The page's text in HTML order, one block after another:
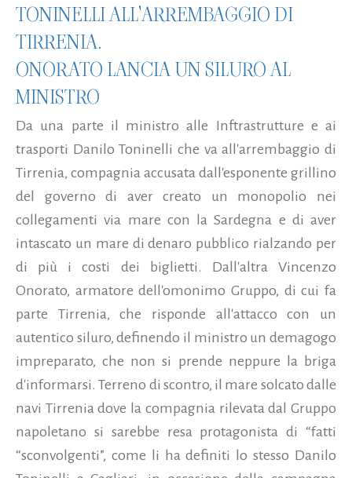
TONINELLI ALL'ARREMBAGGIO DI
TIRRENIA.
ONORATO LANCIA UN SILURO AL
MINISTRO
Da una parte il ministro alle Inftrastrutture e ai
trasporti Danilo Toninelli che va all'arrembaggio di
Tirrenia, compagnia accusata dall'esponente grillino
del governo di aver creato un monopolio nei
collegamenti via mare con la Sardegna e di aver
intascato un mare di denaro pubblico rialzando per
di più i costi dei biglietti. Dall'altra Vincenzo
Onorato, armatore dell'omonimo Gruppo, di cui fa
parte Tirrenia, che risponde all'attacco con un
autentico siluro, definendo il ministro un demagogo
impreparato, che non si prende neppure la briga
d'informarsi. Terreno di scontro, il mare solcato dalle
navi Tirrenia dove la compagnia rilevata dal Gruppo
napoletano si sarebbe resa protagonista di “fatti
“sconvolgenti”, come li ha definiti lo stesso Danilo